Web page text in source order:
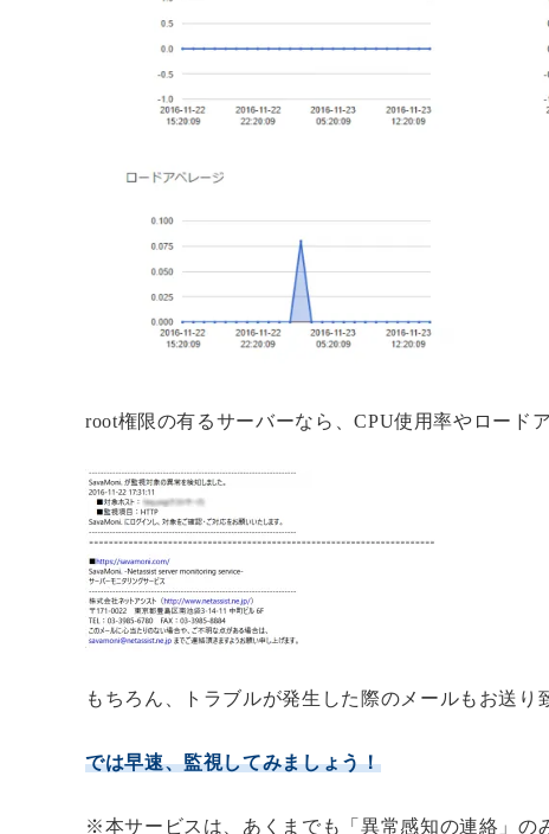
root権限の有るサーバーなら、CPU使用率やロード
もちろん、トラブルが発生した際のメールもお送り
では早速、監視してみましょう！
※本サービスは、あくまでも「異常感知の連絡」の